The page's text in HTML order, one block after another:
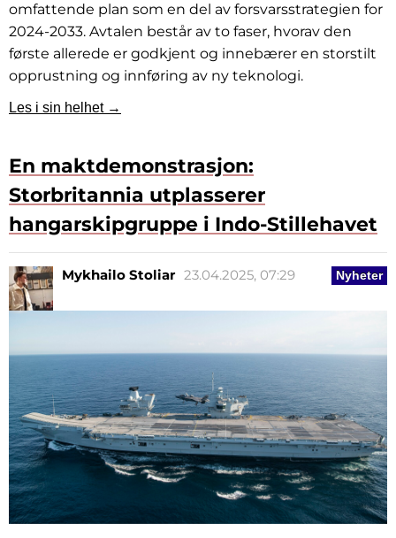
omfattende plan som en del av forsvarsstrategien for
2024-2033. Avtalen består av to faser, hvorav den
første allerede er godkjent og innebærer en storstilt
opprustning og innføring av ny teknologi.
Les i sin helhet →
En maktdemonstrasjon:
Storbritannia utplasserer
hangarskipgruppe i Indo-Stillehavet
Nyheter
Mykhailo Stoliar 23.04.2025, 07:29